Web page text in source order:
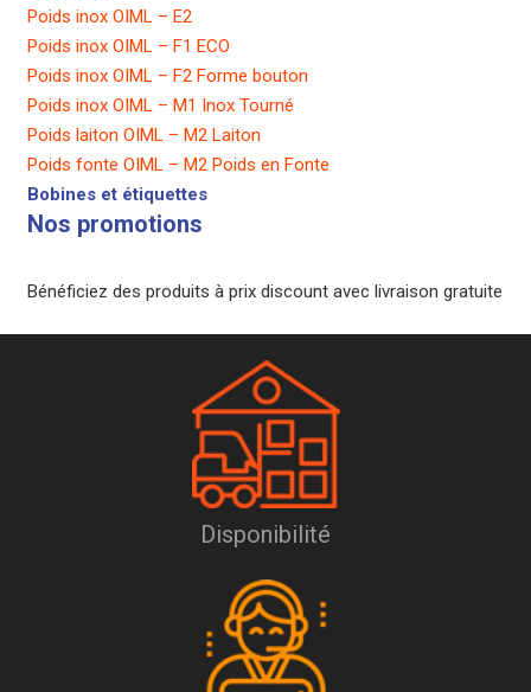
Poids inox OIML – E2
Poids inox OIML – F1 ECO
Poids inox OIML – F2 Forme bouton
Poids inox OIML – M1 Inox Tourné
Poids laiton OIML – M2 Laiton
Poids fonte OIML – M2 Poids en Fonte
Bobines et étiquettes
Nos promotions
Bénéficiez des produits à prix discount avec livraison gratuite
Disponibilité